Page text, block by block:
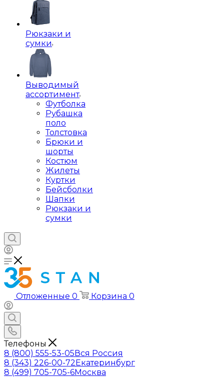
Рюкзаки и
сумки
Выводимый
ассортимент
Футболка
Рубашка
поло
Толстовка
Брюки и
шорты
Костюм
Жилеты
Куртки
Бейсболки
Шапки
Рюкзаки и
сумки
Отложенные 0 Корзина 0
Телефоны
8 (800) 555-53-05Вся Россия
8 (343) 226-00-72Екатеринбург
8 (499) 705-705-6Москва